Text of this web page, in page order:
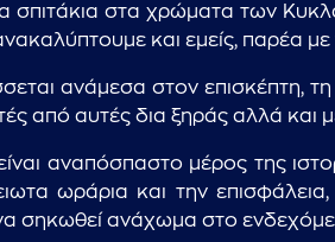
στα χρώματα των
και εμείς, παρέα
ανάμεσα στον επισκέπτη,
από αυτές δια ξηράς αλλά και
αναπόσπαστο μέρος της
ωράρια και την επισφάλεια,
σηκωθεί ανάχωμα στο